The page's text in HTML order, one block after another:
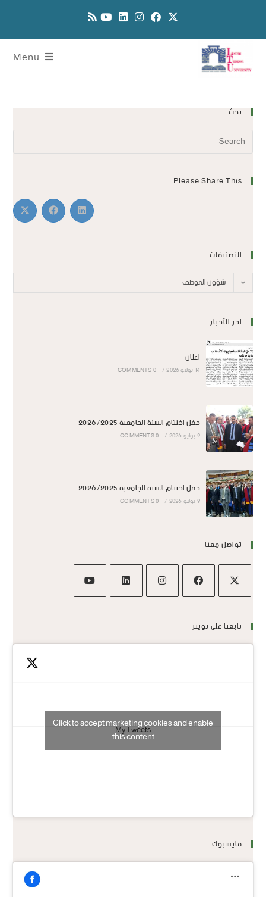
Menu
بحث
Please Share This
التصنيفات
شؤون الموظف
اخر الأخبار
اعلان
14 يوليو 2026 /
0 COMMENTS
حفل اختتام السنة الجامعية 2026/2025
9 يوليو 2026 /
0 COMMENTS
حفل اختتام السنة الجامعية 2026/2025
9 يوليو 2026 /
0 COMMENTS
تواصل معنا
تابعنا على تويتر
My Tweets
Click to accept marketing cookies and enable
this content
فايسبوك